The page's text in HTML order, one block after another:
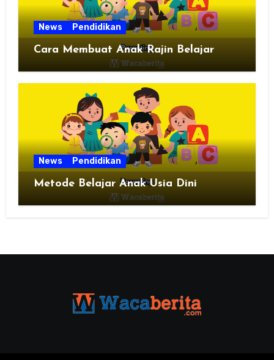
News Pendidikan
Cara Membuat Anak Rajin Belajar
News Pendidikan
Metode Belajar Anak Usia Dini